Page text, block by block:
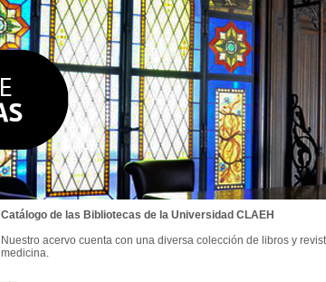
Catálogo de las Bibliotecas de la Universidad CLAEH
Nuestro acervo cuenta con una diversa colección de libros y
medicina.